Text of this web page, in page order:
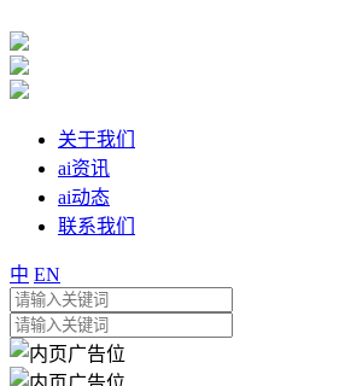
关于我们
ai资讯
ai动态
联系我们
中 EN